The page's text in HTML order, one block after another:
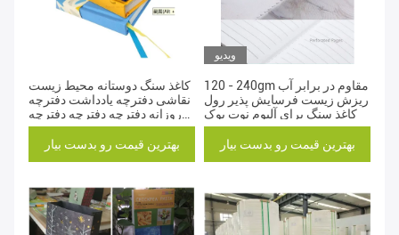
کاغذ سنگ دوستانه محیط زیست
نقاشی دفترچه یادداشت دفترچه
روزانه دفترچه دفترچه دفترچه
دفترچه دفترچه دفترچه دفترچه
دفترچه دفترچه دفترچه
بهترین قیمت رو بدست بیار
ویدیو
120 - 240gm مقاوم در برابر آب
ریزش زیست فرسایش پذیر رول
کاغذ سنگ برای آلبوم نوت بوک
بهترین قیمت رو بدست بیار